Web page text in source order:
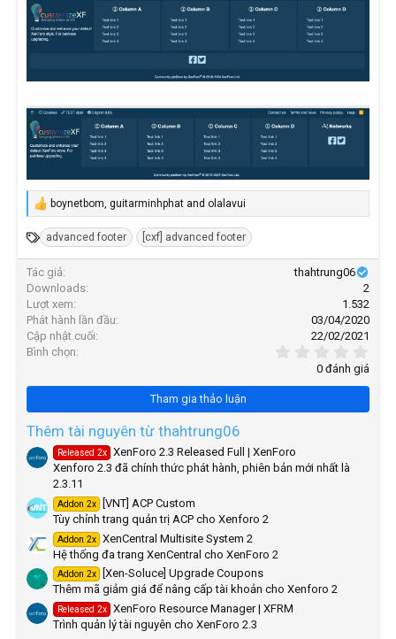
R
a
t
o
n
s
:
boynetbom, guitarminhphat and olalavui
T
ừ
k
h
ó
a
advanced footer [cxf] advanced footer
Tác giả
thahtrung06
Downloads
2
Lượt xem
1.532
Phát hành lần đầu
03/04/2020
Cập nhật cuối
22/02/2021
Bình chọn
0
t
0 đánh giá
Tham gia thảo luận
Thêm tài nguyên từ thahtrung06
Released 2x XenForo 2.3 Released Full | XenForo
Xenforo 2.3 đã chính thức phát hành, phiên bản mới nhất là
2.3.11
Addon 2x
[VNT] ACP Custom
Tùy chỉnh trang quản trị ACP cho Xenforo 2
Addon 2x XenCentral Multisite System 2
Hệ thống đa trang XenCentral cho XenForo 2
Addon 2x
[Xen-Soluce] Upgrade Coupons
Thêm mã giảm giá để nâng cấp tài khoản cho Xenforo 2
Released 2x XenForo Resource Manager | XFRM
Trình quản lý tài nguyên cho XenForo 2.3